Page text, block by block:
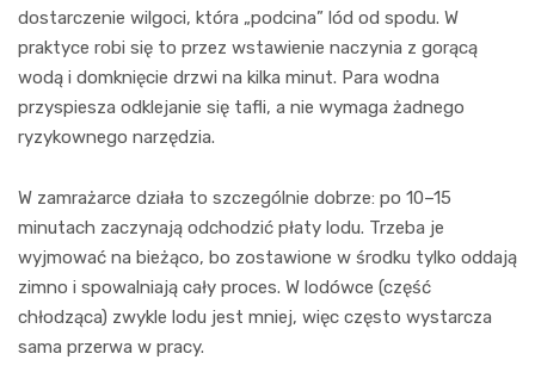
dostarczenie wilgoci, która „podcina” lód od spodu. W
praktyce robi się to przez wstawienie naczynia z gorącą
wodą i domknięcie drzwi na kilka minut. Para wodna
przyspiesza odklejanie się tafli, a nie wymaga żadnego
ryzykownego narzędzia.
W zamrażarce działa to szczególnie dobrze: po 10–15
minutach zaczynają odchodzić płaty lodu. Trzeba je
wyjmować na bieżąco, bo zostawione w środku tylko oddają
zimno i spowalniają cały proces. W lodówce (część
chłodząca) zwykle lodu jest mniej, więc często wystarcza
sama przerwa w pracy.